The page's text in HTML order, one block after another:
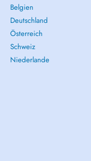
Belgien
Deutschland
Österreich
Schweiz
Niederlande